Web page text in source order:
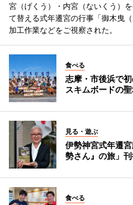
宮（げくう）・内宮（ないくう）
て替える式年遷宮の行事「御木曳
加工作業などをご視察された。
食べる
志摩・市後浜で
スキムボードの
見る・遊ぶ
伊勢神宮式年遷
勢さん』の旅」
食べる